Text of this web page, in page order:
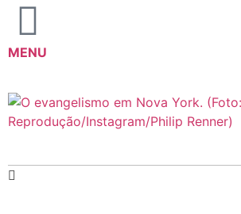
MENU